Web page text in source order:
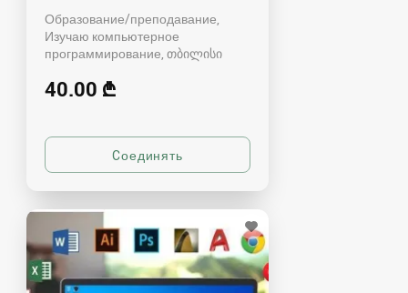
Образование/преподавание,
Изучаю компьютерное
программирование თბილისი
40.00 ₾